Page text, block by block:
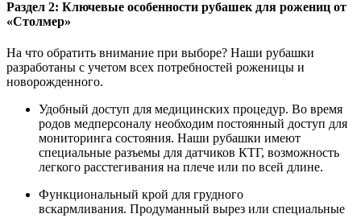
Раздел 2: Ключевые особенности рубашек для рожениц от
«Столмер»
На что обратить внимание при выборе? Наши рубашки
разработаны с учетом всех потребностей роженицы и
новорожденного.
Удобный доступ для медицинских процедур. Во время
родов медперсоналу необходим постоянный доступ для
мониторинга состояния. Наши рубашки имеют
специальные разъемы для датчиков КТГ, возможность
легкого расстегивания на плече или по всей длине.
Функциональный крой для грудного
вскармливания. Продуманный вырез или специальные